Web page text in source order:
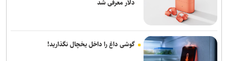
دلار معرفی شد
گوشی داغ را داخل یخچال نگذارید!